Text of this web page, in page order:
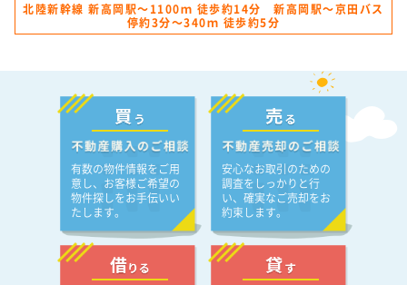
北陸新幹線 新高岡駅～1100ｍ 徒歩約14分 新高岡駅～京田バス
停約3分～340ｍ 徒歩約5分
有数の物件情報をご用
意し、お客様ご希望の
物件探しをお手伝いい
たします。
安心なお取引のための
調査をしっかりと行
い、確実なご売却をお
約束します。